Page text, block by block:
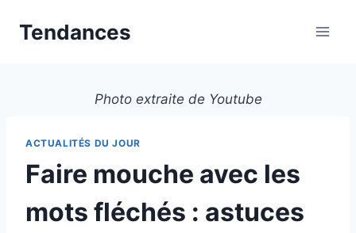
Tendances
Photo extraite de Youtube
ACTUALITÉS DU JOUR
Faire mouche avec les
mots fléchés : astuces